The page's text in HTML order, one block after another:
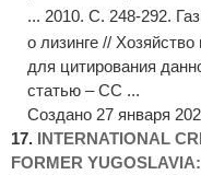
... 2010. С. 248-292.
о лизинге //
для цитирования
статью – CC ...
Создано 27 января
17. INTERNATIONAL
FORMER